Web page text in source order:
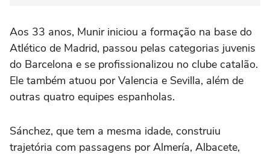
Aos 33 anos, Munir iniciou a formação na base do
Atlético de Madrid, passou pelas categorias juvenis
do Barcelona e se profissionalizou no clube catalão.
Ele também atuou por Valencia e Sevilla, além de
outras quatro equipes espanholas.
Sánchez, que tem a mesma idade, construiu
trajetória com passagens por Almería, Albacete,